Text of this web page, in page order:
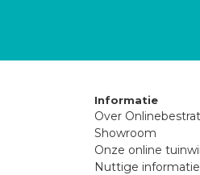
Informatie
Over
Showroom
Onze online
Nuttige informatie